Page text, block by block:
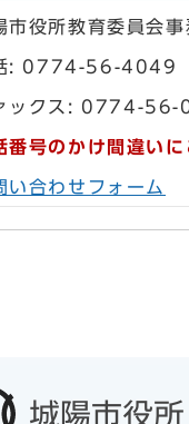
市役所教育委員会
: 0774-56-4049
ックス: 0774-56-
番号のかけ間違いに
い合わせフォーム